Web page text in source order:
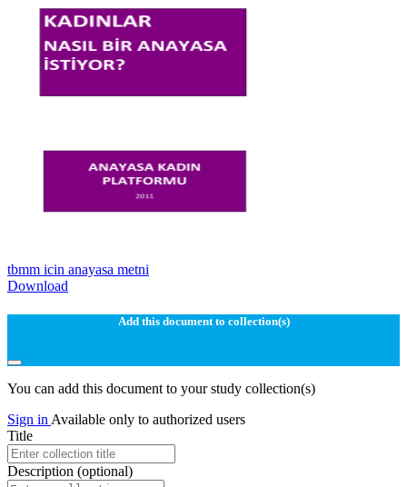
tbmm icin anayasa metni
Download
Add this document to collection(s)
You can add this document to your study collection(s)
Sign in Available only to authorized users
Title
Description (optional)